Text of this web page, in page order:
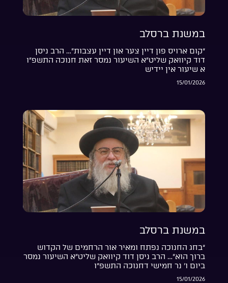
במשנת ברסלב
“קום ארויס פון דיין צער און דיין עצבות”… הרב ניסן
דוד קיוואק שליט”א השיעור נמסר זאת חנוכה התשפ”ו
א שיעור אין יידיש
15/01/2026
במשנת ברסלב
“בחג החנוכה נפתח ומאיר אור הרחמים של הקדוש
ברוך הוא”… הרב ניסן דוד קיוואק שליט”א השיעור נמסר
ביום ו’ נר חמישי דחנוכה התשפ”ו
15/01/2026